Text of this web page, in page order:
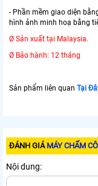
- Phần mềm giao diện
hình ảnh minh hoạ bằng
Ø Sản xuất tại Malaysia.
Ø Bảo hành: 12 tháng
Sản phẩm liên quan Tại
ĐÁNH GIÁ MÁY CHẤM
Nội dung: